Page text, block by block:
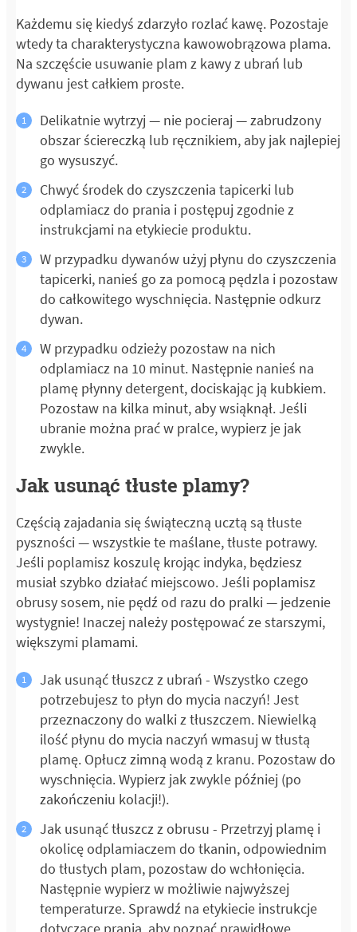
Każdemu się kiedyś zdarzyło rozlać kawę. Pozostaje
wtedy ta charakterystyczna kawowobrązowa plama.
Na szczęście usuwanie plam z kawy z ubrań lub
dywanu jest całkiem proste.
Delikatnie wytrzyj — nie pocieraj — zabrudzony
obszar ściereczką lub ręcznikiem, aby jak najlepiej
go wysuszyć.
Chwyć środek do czyszczenia tapicerki lub
odplamiacz do prania i postępuj zgodnie z
instrukcjami na etykiecie produktu.
W przypadku dywanów użyj płynu do czyszczenia
tapicerki, nanieś go za pomocą pędzla i pozostaw
do całkowitego wyschnięcia. Następnie odkurz
dywan.
W przypadku odzieży pozostaw na nich
odplamiacz na 10 minut. Następnie nanieś na
plamę płynny detergent, dociskając ją kubkiem.
Pozostaw na kilka minut, aby wsiąknął. Jeśli
ubranie można prać w pralce, wypierz je jak
zwykle.
Jak usunąć tłuste plamy?
Częścią zajadania się świąteczną ucztą są tłuste
pyszności — wszystkie te maślane, tłuste potrawy.
Jeśli poplamisz koszulę krojąc indyka, będziesz
musiał szybko działać miejscowo. Jeśli poplamisz
obrusy sosem, nie pędź od razu do pralki — jedzenie
wystygnie! Inaczej należy postępować ze starszymi,
większymi plamami.
Jak usunąć tłuszcz z ubrań - Wszystko czego
potrzebujesz to płyn do mycia naczyń! Jest
przeznaczony do walki z tłuszczem. Niewielką
ilość płynu do mycia naczyń wmasuj w tłustą
plamę. Opłucz zimną wodą z kranu. Pozostaw do
wyschnięcia. Wypierz jak zwykle później (po
zakończeniu kolacji!).
Jak usunąć tłuszcz z obrusu - Przetrzyj plamę i
okolicę odplamiaczem do tkanin, odpowiednim
do tłustych plam, pozostaw do wchłonięcia.
Następnie wypierz w możliwie najwyższej
temperaturze. Sprawdź na etykiecie instrukcje